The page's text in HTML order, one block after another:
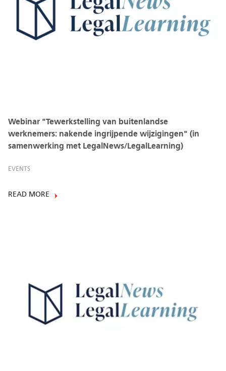
Webinar "Tewerkstelling van buitenlandse
werknemers: nakende ingrijpende wijzigingen" (in
samenwerking met LegalNews/LegalLearning)
EVENTS
READ MORE